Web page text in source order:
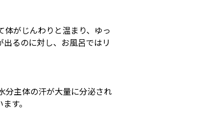
がじんわりと温まり、ゆっ
るのに対し、お風呂ではリ
分主体の汗が大量に分泌され
す。